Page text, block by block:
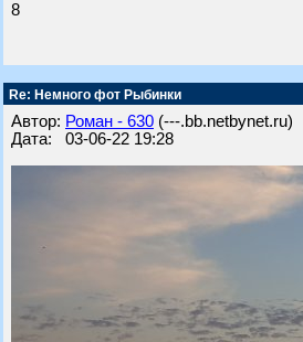
8
Re: Немного фот Рыбинки
Автор: Роман - 630 (---.bb.netbynet.ru)
Дата: 03-06-22 19:28